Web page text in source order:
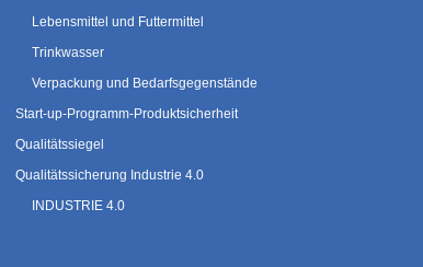
Lebensmittel und Futtermittel
Trinkwasser
Verpackung und Bedarfsgegenstände
Start-up-Programm-Produktsicherheit
Qualitätssiegel
Qualitätssicherung Industrie 4.0
INDUSTRIE 4.0